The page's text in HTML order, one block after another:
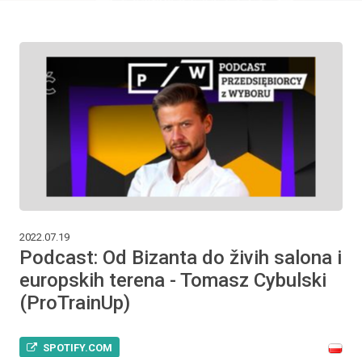
2022.07.19
Podcast: Od Bizanta do živih salona i
europskih terena - Tomasz Cybulski
(ProTrainUp)
SPOTIFY.COM